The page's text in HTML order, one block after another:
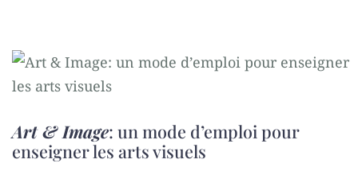
Art & Image: un mode d’emploi pour
enseigner les arts visuels